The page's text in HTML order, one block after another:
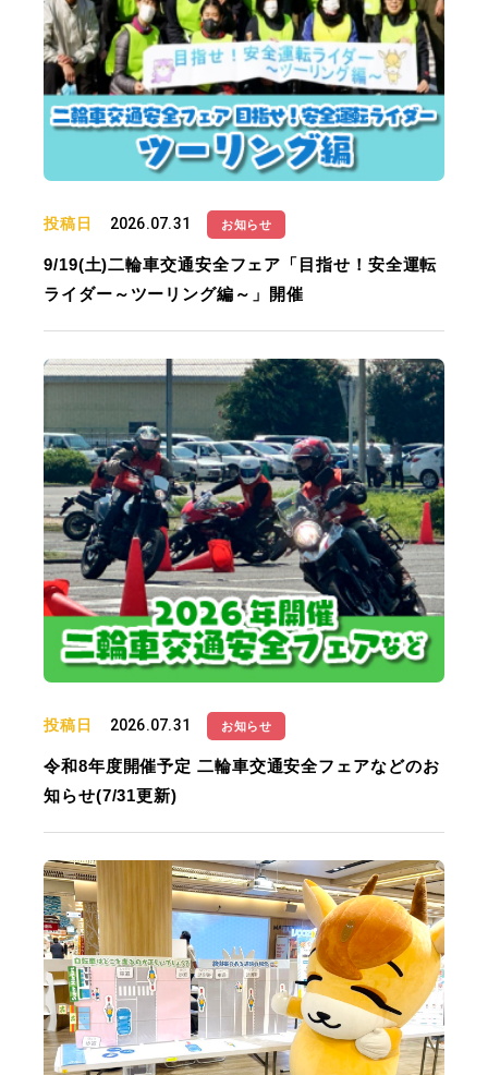
投稿日 2026.07.31 お知らせ
9/19(土)二輪車交通安全フェア「目指せ！安全運転
ライダー～ツーリング編～」開催
投稿日 2026.07.31 お知らせ
令和8年度開催予定 二輪車交通安全フェアなどのお
知らせ(7/31更新)